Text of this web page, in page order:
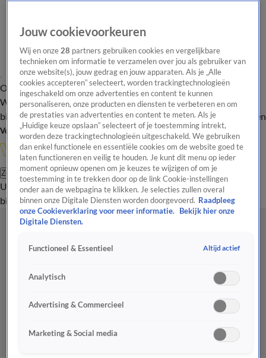
Overzicht Onze programma's Uitzendingen Onze gezichten
In de
WandelgangenInterviewsUitzending
bijwonenPodcastShopVeelgestelde vragenKijkersvraag insturen
Volg Vandaag Inside
Zoeken
UitzendingenVandaag InsideDe OranjezomerShopUitzending
bijwonen
Jouw cookievoorkeuren
Wij en onze28 partners gebruiken cookies en vergelijkbare
technieken om informatie te verzamelen over jou als gebruiker van
onze website(s), jouw gedrag en jouw apparaten. Als je „Alle
cookies accepteren” selecteert, worden trackingtechnologieën
ingeschakeld om onze advertenties en content te kunnen
personaliseren, onze producten en diensten te verbeteren en om
de prestaties van advertenties en content te meten. Als je
„Huidige keuze opslaan” selecteert of je toestemming intrekt,
worden deze trackingtechnologieën uitgeschakeld. We gebruiken
dan enkel functionele en essentiële cookies om de website goed te
laten functioneren en veilig te houden. Je kunt dit menu op ieder
moment opnieuw openen om je keuzes te wijzigen of om je
toestemming in te trekken door op de link Cookie-instellingen
onder aan de webpagina te klikken. Je selecties zullen overal
binnen onze Digitale Diensten worden doorgevoerd. Raadpleeg
onze Cookieverklaring voor meer informatie.
Bekijk hier onze
Digitale Diensten.
Functioneel & Essentieel Altijd actief
Analytisch
Advertising & Commercieel
Marketing & Social media